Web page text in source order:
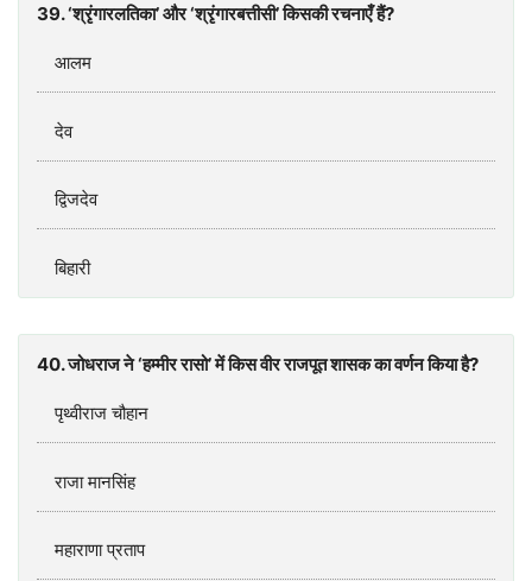
39. ‘श्रृंगारलतिका’ और ‘श्रृंगारबत्तीसी’ किसकी रचनाएँ हैं?
आलम
देव
द्विजदेव
बिहारी
40. जोधराज ने ‘हम्मीर रासो’ में किस वीर राजपूत शासक का वर्णन किया है?
पृथ्वीराज चौहान
राजा मानसिंह
महाराणा प्रताप